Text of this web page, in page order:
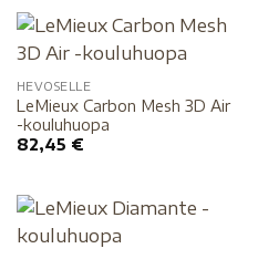
HEVOSELLE
LeMieux Carbon Mesh 3D Air
-kouluhuopa
82,45 €